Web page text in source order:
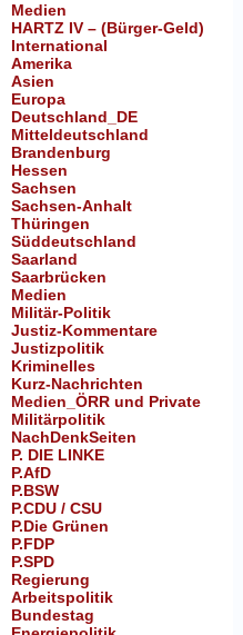
Medien
HARTZ IV – (Bürger-Geld)
International
Amerika
Asien
Europa
Deutschland_DE
Mitteldeutschland
Brandenburg
Hessen
Sachsen
Sachsen-Anhalt
Thüringen
Süddeutschland
Saarland
Saarbrücken
Medien
Militär-Politik
Justiz-Kommentare
Justizpolitik
Kriminelles
Kurz-Nachrichten
Medien_ÖRR und Private
Militärpolitik
NachDenkSeiten
P. DIE LINKE
P.AfD
P.BSW
P.CDU / CSU
P.Die Grünen
P.FDP
P.SPD
Regierung
Arbeitspolitik
Bundestag